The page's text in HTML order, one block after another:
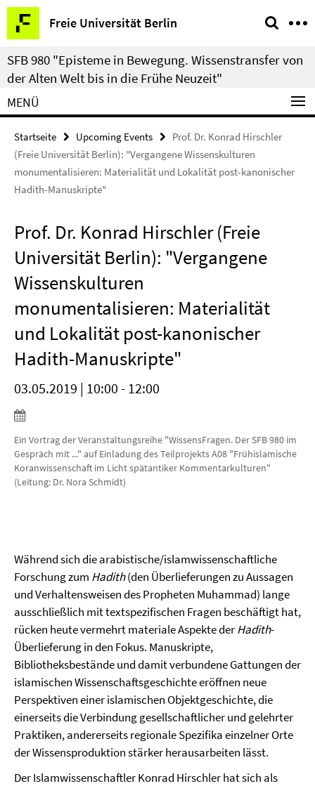
Springe
direkt
zu
Inhalt
Freie Universität Berlin
Service-
Navigation
SFB 980 "Episteme in Bewegung. Wissenstransfer von
der Alten Welt bis in die Frühe Neuzeit"
MENÜ
Startseite Upcoming Events
Prof. Dr. Konrad Hirschler
(Freie Universität Berlin): "Vergangene Wissenskulturen
monumentalisieren: Materialität und Lokalität post-kanonischer
Hadith-Manuskripte"
Prof. Dr. Konrad Hirschler (Freie
Universität Berlin): "Vergangene
Wissenskulturen
monumentalisieren: Materialität
und Lokalität post-kanonischer
Hadith-Manuskripte"
03.05.2019 | 10:00 - 12:00
Ein Vortrag der Veranstaltungsreihe "WissensFragen. Der SFB 980 im
Gespräch mit ..." auf Einladung des Teilprojekts A08 "Frühislamische
Koranwissenschaft im Licht spätantiker Kommentarkulturen"
(Leitung: Dr. Nora Schmidt)
Während sich die arabistische/islamwissenschaftliche
Forschung zum Hadith(den Überlieferungen zu Aussagen
und Verhaltensweisen des Propheten Muhammad) lange
ausschließlich mit textspezifischen Fragen beschäftigt hat,
rücken heute vermehrt materiale Aspekte derHadith-
Überlieferung in den Fokus. Manuskripte,
Bibliotheksbestände und damit verbundene Gattungen der
islamischen Wissenschaftsgeschichte eröffnen neue
Perspektiven einer islamischen Objektgeschichte, die
einerseits die Verbindung gesellschaftlicher und gelehrter
Praktiken, andererseits regionale Spezifika einzelner Orte
der Wissensproduktion stärker herausarbeiten lässt.
Der Islamwissenschaftler Konrad Hirschler hat sich als